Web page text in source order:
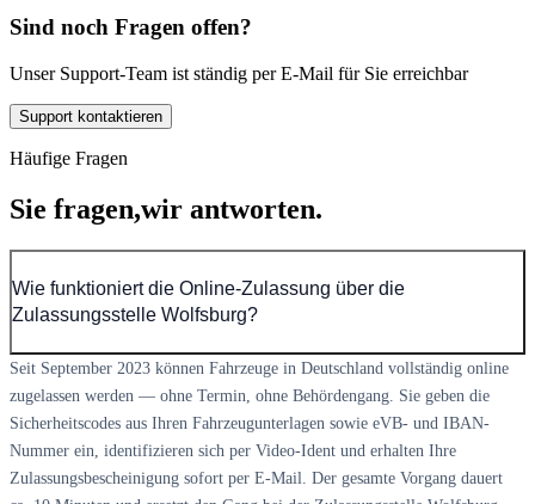
Sind noch Fragen offen?
Unser Support-Team ist ständig per E-Mail für Sie erreichbar
Support kontaktieren
Häufige Fragen
Sie fragen,wir antworten.
Wie funktioniert die Online-Zulassung über die
Zulassungsstelle Wolfsburg?
Seit September 2023 können Fahrzeuge in Deutschland vollständig online
zugelassen werden — ohne Termin, ohne Behördengang. Sie geben die
Sicherheitscodes aus Ihren Fahrzeugunterlagen sowie eVB- und IBAN-
Nummer ein, identifizieren sich per Video-Ident und erhalten Ihre
Zulassungsbescheinigung sofort per E-Mail. Der gesamte Vorgang dauert